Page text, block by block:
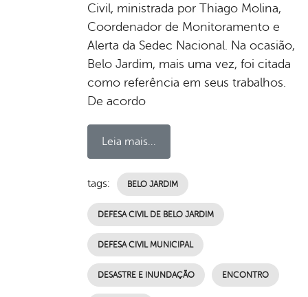
Civil, ministrada por Thiago Molina,
Coordenador de Monitoramento e
Alerta da Sedec Nacional. Na ocasião,
Belo Jardim, mais uma vez, foi citada
como referência em seus trabalhos.
De acordo
Leia mais...
tags: BELO JARDIM
DEFESA CIVIL DE BELO JARDIM
DEFESA CIVIL MUNICIPAL
DESASTRE E INUNDAÇÃO ENCONTRO